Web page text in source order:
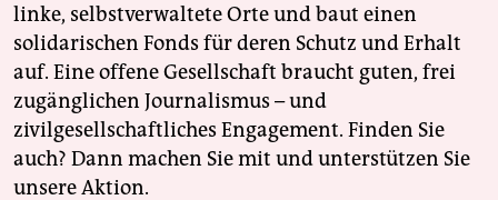
linke, selbstverwaltete Orte und baut einen
solidarischen Fonds für deren Schutz und Erhalt
auf. Eine offene Gesellschaft braucht guten, frei
zugänglichen Journalismus – und
zivilgesellschaftliches Engagement. Finden Sie
auch? Dann machen Sie mit und unterstützen Sie
unsere Aktion.